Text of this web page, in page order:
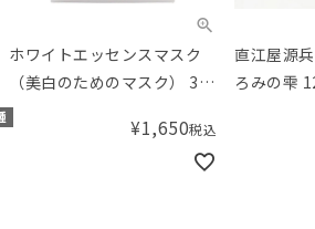
ホワイトエッセンスマスク
（美白のためのマスク） 30
枚入【医薬部外品】
¥1,650税込
直江屋源
ろみの雫